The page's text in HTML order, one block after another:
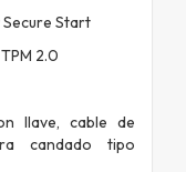
Secure Start
2.0
llave, cable de
candado tipo